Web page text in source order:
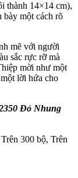
thành 14×14 cm),
bày một cách rõ
mẽ với người
sắc rực rỡ mà
mời như một
lời hứa cho
Đỏ Nhung
300 bộ, Trên